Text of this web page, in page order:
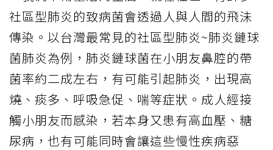
社區型肺炎的致病菌會透過人與人間的飛沬
傳染。以台灣最常見的社區型肺炎~肺炎鏈球
菌肺炎為例，肺炎鏈球菌在小朋友鼻腔的帶
菌率約二成左右，有可能引起肺炎，出現高
燒、痰多、呼吸急促、喘等症狀。成人經接
觸小朋友而感染，若本身又患有高血壓、糖
尿病，也有可能同時會讓這些慢性疾病惡